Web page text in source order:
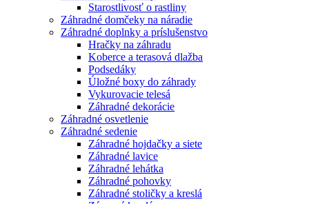
Starostlivosť o rastliny
Záhradné domčeky na náradie
Záhradné doplnky a príslušenstvo
Hračky na záhradu
Koberce a terasová dlažba
Podsedáky
Úložné boxy do záhrady
Vykurovacie telesá
Záhradné dekorácie
Záhradné osvetlenie
Záhradné sedenie
Záhradné hojdačky a siete
Záhradné lavice
Záhradné lehátka
Záhradné pohovky
Záhradné stoličky a kreslá